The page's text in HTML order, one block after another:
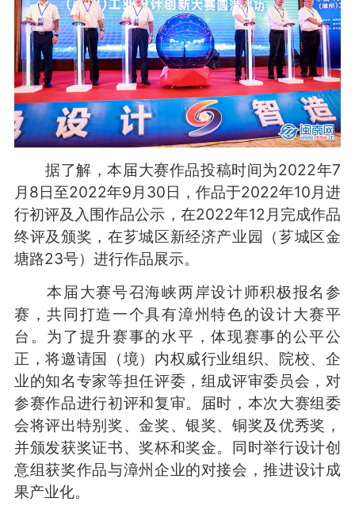
据了解，本届大赛作品投稿时间为2022年7
月8日至2022年9月30日，作品于2022年10月进
行初评及入围作品公示，在2022年12月完成作品
终评及颁奖，在芗城区新经济产业园（芗城区金
塘路23号）进行作品展示。
本届大赛号召海峡两岸设计师积极报名参
赛，共同打造一个具有漳州特色的设计大赛平
台。为了提升赛事的水平，体现赛事的公平公
正，将邀请国（境）内权威行业组织、院校、企
业的知名专家等担任评委，组成评审委员会，对
参赛作品进行初评和复审。届时，本次大赛组委
会将评出特别奖、金奖、银奖、铜奖及优秀奖，
并颁发获奖证书、奖杯和奖金。同时举行设计创
意组获奖作品与漳州企业的对接会，推进设计成
果产业化。